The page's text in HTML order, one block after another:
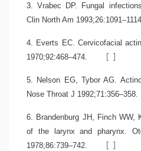
3. Vrabec DP. Fungal
Clin North Am 1993;26:1091–1114.
4. Everts EC. Cervicofacial
1970;92:468–474.
[ ]
5. Nelson EG, Tybor AG.
Nose Throat J 1992;71:356–358.
6. Brandenburg JH, Finch WW,
of the larynx and pharynx.
1978;86:739–742.
[ ]